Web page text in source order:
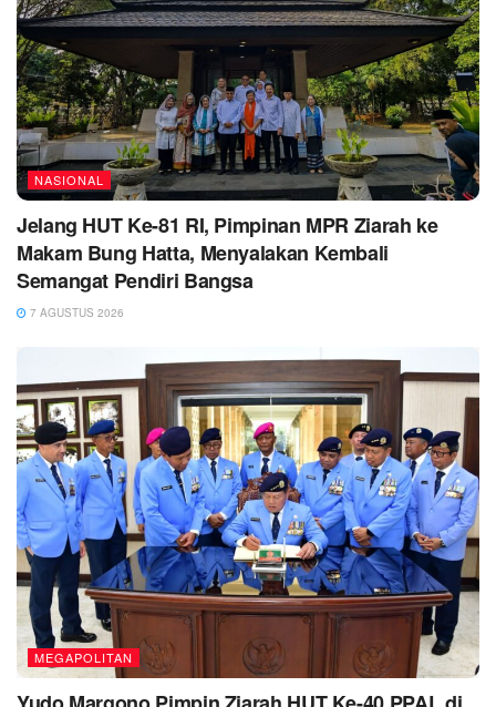
NASIONAL
Jelang HUT Ke-81 RI, Pimpinan MPR Ziarah ke
Makam Bung Hatta, Menyalakan Kembali
Semangat Pendiri Bangsa
7 AGUSTUS 2026
MEGAPOLITAN